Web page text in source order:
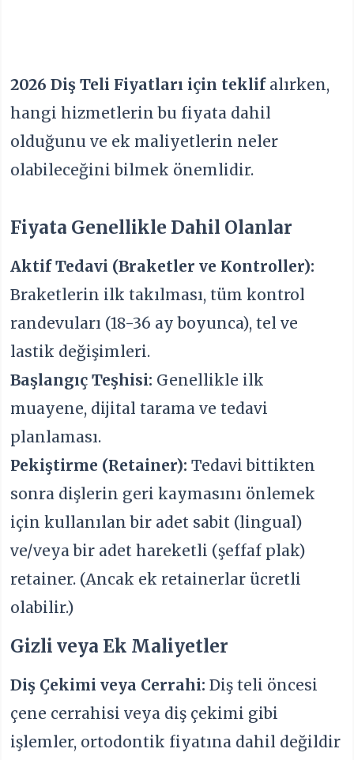
2026 Diş Teli Fiyatları için teklifalırken,
hangi hizmetlerin bu fiyata dahil
olduğunu ve ek maliyetlerin neler
olabileceğini bilmek önemlidir.
Fiyata Genellikle Dahil Olanlar
Aktif Tedavi (Braketler ve Kontroller):
Braketlerin ilk takılması, tüm kontrol
randevuları (18-36 ay boyunca), tel ve
lastik değişimleri.
Başlangıç Teşhisi: Genellikle ilk
muayene, dijital tarama ve tedavi
planlaması.
Pekiştirme (Retainer): Tedavi bittikten
sonra dişlerin geri kaymasını önlemek
için kullanılan bir adet sabit (lingual)
ve/veya bir adet hareketli (şeffaf plak)
retainer. (Ancak ek retainerlar ücretli
olabilir.)
Gizli veya Ek Maliyetler
Diş Çekimi veya Cerrahi: Diş teli öncesi
çene cerrahisi veya diş çekimi gibi
işlemler, ortodontik fiyatına dahil değildir